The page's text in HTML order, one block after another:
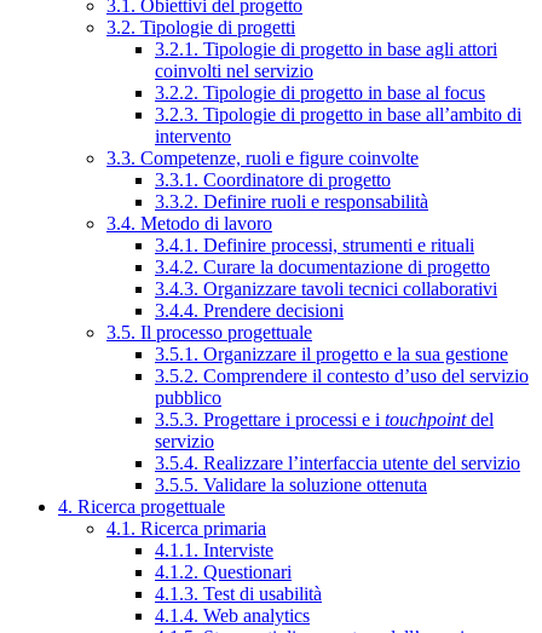
3.1. Obiettivi del progetto
3.2. Tipologie di progetti
3.2.1. Tipologie di progetto in base agli attori
coinvolti nel servizio
3.2.2. Tipologie di progetto in base al focus
3.2.3. Tipologie di progetto in base all’ambito di
intervento
3.3. Competenze, ruoli e figure coinvolte
3.3.1. Coordinatore di progetto
3.3.2. Definire ruoli e responsabilità
3.4. Metodo di lavoro
3.4.1. Definire processi, strumenti e rituali
3.4.2. Curare la documentazione di progetto
3.4.3. Organizzare tavoli tecnici collaborativi
3.4.4. Prendere decisioni
3.5. Il processo progettuale
3.5.1. Organizzare il progetto e la sua gestione
3.5.2. Comprendere il contesto d’uso del servizio
pubblico
3.5.3. Progettare i processi e i touchpointdel
servizio
3.5.4. Realizzare l’interfaccia utente del servizio
3.5.5. Validare la soluzione ottenuta
4. Ricerca progettuale
4.1. Ricerca primaria
4.1.1. Interviste
4.1.2. Questionari
4.1.3. Test di usabilità
4.1.4. Web analytics